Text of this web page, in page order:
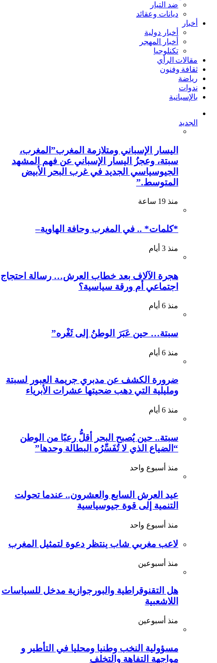
ضد التيار
ديانات وعقائد
أخبار
أخبار دولية
أخبار المهجر
تكنلوجيا
مقالات الرأي
ثقافة وفنون
رياضة
ندوات
بالإسبانية
الجديد
اليسار الإسباني ومتلازمة المغرب”المغرب،
سبتة، وعجزُ اليسار الإسباني عن فهم المشهد
الجيوسياسي الجديد في غرب البحر الأبيض
المتوسط.”
منذ 19 ساعة
*كلمات* .. في المغرب وحافة الهاوية–
منذ 3 أيام
هجرة الآلاف بعد خطاب العرش… رسالة احتجاج
اجتماعي أم ورقة سياسية؟
منذ 6 أيام
سبتة… حين عَبَرَ الوطنُ إلى ثَغْره”
منذ 6 أيام
ضرورة الكشف عن مدبري جريمة العبور لسبتة
ومليلية التي دهب ضحيتها عشرات الأبرياء
منذ 6 أيام
سبتة.. حين يُصبح البحر أقلُّ رعبًا من الوطن
“الضياع الذي لا تُفَسِّرُه البطالة وحدها”
منذ أسبوع واحد
عيد العرش السابع والعشرون.. عندما تحولت
التنمية إلى قوة جيوسياسية
منذ أسبوع واحد
لاعب مغربي شاب ينتظر دعوة لتمثيل المغرب
منذ أسبوعين
هل التقنوقراطية والبورجوازية مدخل للسياسات
اللاشعبية
منذ أسبوعين
مسؤولية النخب وطنيا ومحليا في التأطير و
مواجهة التفاهة والتخلف